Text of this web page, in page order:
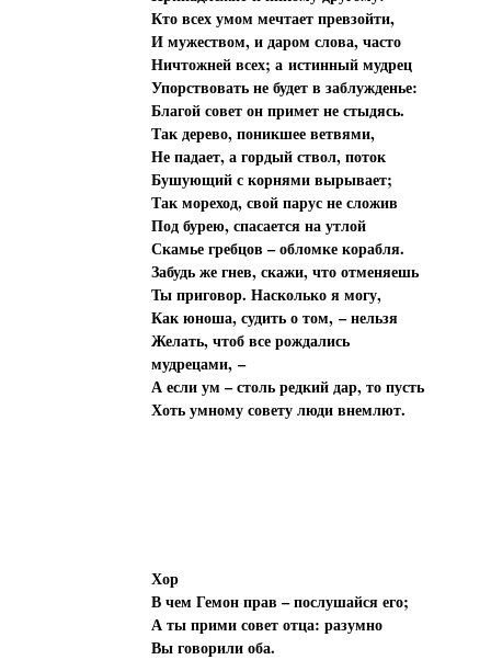
Кто всех умом мечтает превзойти,
И мужеством, и даром слова, часто
Ничтожней всех; а истинный мудрец
Упорствовать не будет в заблужденье:
Благой совет он примет не стыдясь.
Так дерево, поникшее ветвями,
Не падает, а гордый ствол, поток
Бушующий с корнями вырывает;
Так мореход, свой парус не сложив
Под бурею, спасается на утлой
Скамье гребцов – обломке корабля.
Забудь же гнев, скажи, что отменяешь
Ты приговор. Насколько я могу,
Как юноша, судить о том, – нельзя
Желать, чтоб все рождались
мудрецами, –
А если ум – столь редкий дар, то пусть
Хоть умному совету люди внемлют.
Хор
В чем Гемон прав – послушайся его;
А ты прими совет отца: разумно
Вы говорили оба.